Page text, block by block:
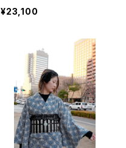
ーン ポリエステル100％
¥23,100